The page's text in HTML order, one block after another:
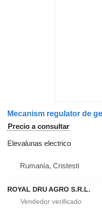
Precio a consultar
Elevalunas electrico
Rumanía, Cristesti
ROYAL DRU AGRO S.R.L.